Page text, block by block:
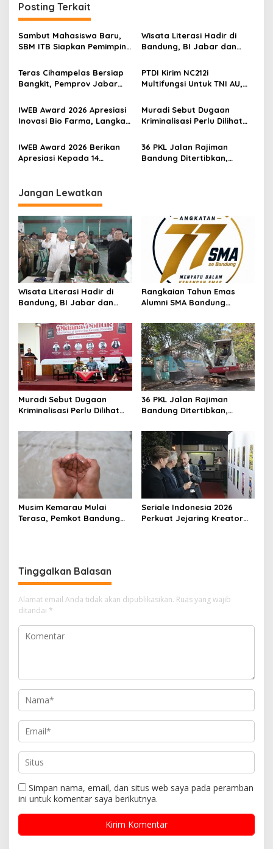
Posting Terkait
Sambut Mahasiswa Baru,
SBM ITB Siapkan Pemimpin
Wisata Literasi Hadir di
Bandung, BI Jabar dan
Kuliner, Hingga Edukasi
Digital
Teras Cihampelas Bersiap
Bangkit, Pemprov Jabar
Oktober 2026
PTDI Kirim NC212i
Multifungsi Untuk TNI AU,
Pasukan Hingga Modifikasi
Cuaca
IWEB Award 2026 Apresiasi
Inovasi Bio Farma, Langkah
Kesehatan Kian Menguat
Muradi Sebut Dugaan
Kriminalisasi Perlu Dilihat
IWEB Award 2026 Berikan
Apresiasi Kepada 14
Keterbukaan Informasi
36 PKL Jalan Rajiman
Bandung Ditertibkan,
Jangan Lewatkan
Wisata Literasi Hadir di
Bandung, BI Jabar dan
Kuliner, Hingga Edukasi
Digital
Rangkaian Tahun Emas
Alumni SMA Bandung
Ratusan Alumni Akan Ikuti
Jalan Sehat
Muradi Sebut Dugaan
Kriminalisasi Perlu Dilihat
36 PKL Jalan Rajiman
Bandung Ditertibkan,
Kembali Dibenahi
Musim Kemarau Mulai
Terasa, Pemkot Bandung
Seriale Indonesia 2026
Perkuat Jejaring Kreator
Tinggalkan Balasan
Alamat email Anda tidak akan dipublikasikan. Ruas yang wajib
ditandai *
Simpan nama, email, dan situs web saya pada peramban
ini untuk komentar saya berikutnya.